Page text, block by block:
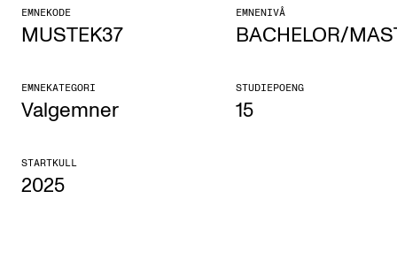
Årsstudium og videreutdanning
Etterutdanning og kurs
Søknad og opptak
EMNEKODE
MUSTEK37
EMNENIVÅ
BACHELOR/
EMNEKATEGORI
Valgemner
STUDIEPOENG
15
STARTKULL
2025